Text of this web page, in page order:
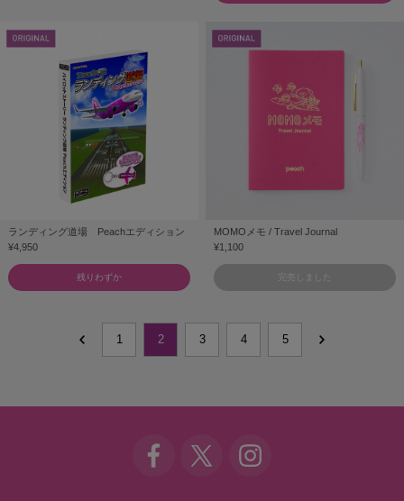
ランディング道場 Peachエディション
¥4,950
残りわずか
MOMOメモ / Travel Journal
¥1,100
完売しました
1 2 3 4 5